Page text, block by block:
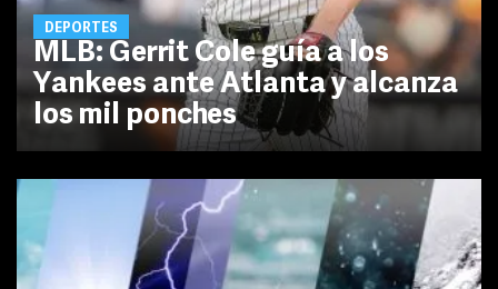
DEPORTES
MLB: Gerrit Cole guía a los
Yankees ante Atlanta y alcanza
los mil ponches